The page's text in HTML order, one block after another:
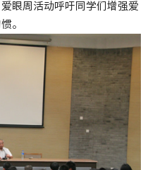
眼周活动呼吁同学们增强爱
。